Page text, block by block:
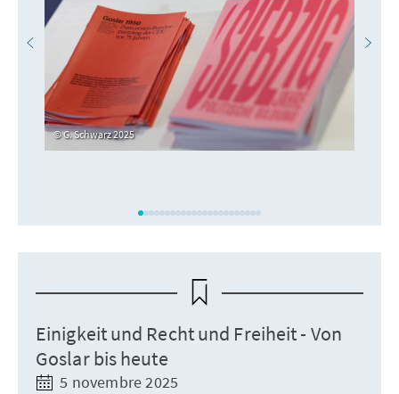
G. Schwarz 2025
Einigkeit und Recht und Freiheit - Von
Goslar bis heute
5 novembre 2025